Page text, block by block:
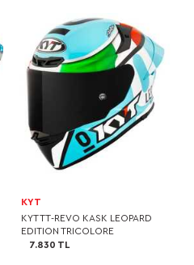
KYT
KYT TT-REVO KASK LEOPARD
EDITION TRICOLORE
7.830 TL